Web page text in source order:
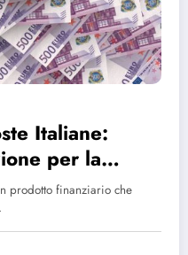
Italiane:
per la
prodotto finanziario che